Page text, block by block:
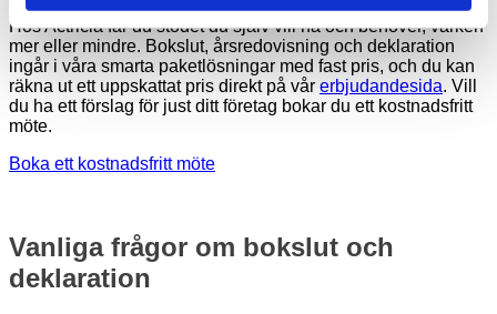
Hos Actricia får du stödet du själv vill ha och behöver, varken
mer eller mindre. Bokslut, årsredovisning och deklaration
ingår i våra smarta paketlösningar med fast pris, och du kan
räkna ut ett uppskattat pris direkt på vår erbjudandesida. Vill
du ha ett förslag för just ditt företag bokar du ett kostnadsfritt
möte.
Boka ett kostnadsfritt möte
Vanliga frågor om bokslut och
deklaration